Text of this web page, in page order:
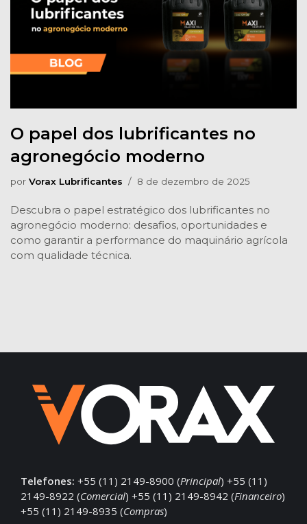
O papel dos lubrificantes no
agronegócio moderno
por Vorax Lubrificantes 8 de dezembro de 2025
Descubra o papel estratégico dos lubrificantes no
agronegócio moderno: desafios, oportunidades e
como garantir a performance do maquinário agrícola
com qualidade técnica.
Telefones: +55 (11) 2149-8900 (Principal) +55 (11)
2149-8922 (Comercial) +55 (11) 2149-8942 (Financeiro)
+55 (11) 2149-8935 (Compras)